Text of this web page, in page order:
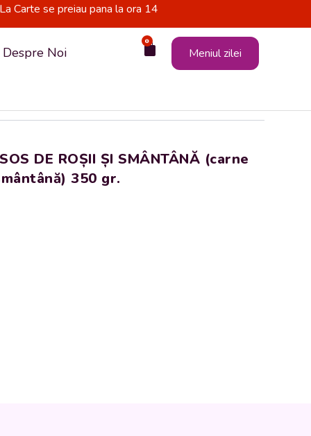
Carte se preiau pana la ora 14
Despre Noi
0
Cart Meniul zilei
DE ROȘII ȘI SMÂNTÂNĂ (carne
350 gr.